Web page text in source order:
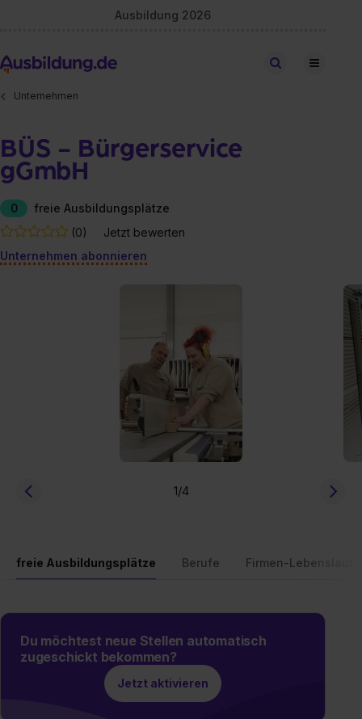
Ausbildung 2026
Stellen finden
Unternehmen
BÜS - Bürgerservice
gGmbH
0
freie Ausbildungsplätze
(0)
Jetzt bewerten
Unternehmen abonnieren
1/4
freie Ausbildungsplätze Berufe Firmen-Lebenslauf
Du möchtest neue Stellen automatisch
zugeschickt bekommen?
Jetzt aktivieren